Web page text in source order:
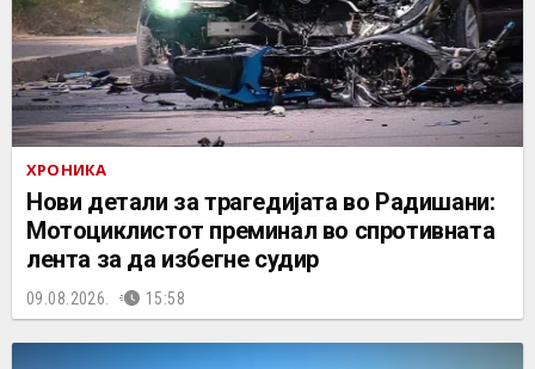
ХРОНИКА
Нови детали за трагедијата во Радишани:
Мотоциклистот преминал во спротивната
лента за да избегне судир
09.08.2026. 15:58